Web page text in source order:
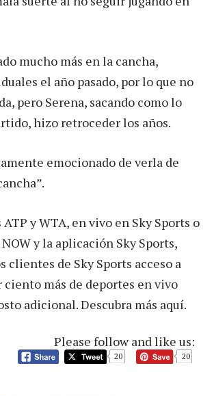
mucho más en la cancha,
el año pasado, por lo que no
pero Serena, sacando como lo
hizo retroceder los años.
emocionado de verla de
y WTA, en vivo en Sky Sports o
y la aplicación Sky Sports,
clientes de Sky Sports acceso a
ciento más de deportes en vivo
adicional. Descubra más aquí.
Please follow and like us:
20 20